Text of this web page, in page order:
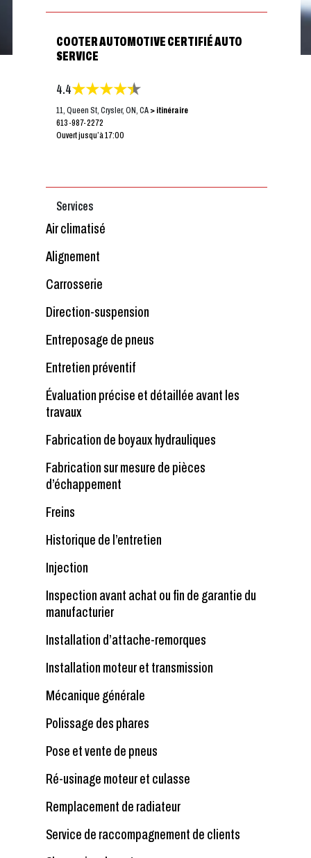
COOTER AUTOMOTIVE CERTIFIÉ AUTO
SERVICE
4.4
11, Queen St, Crysler, ON, CA > itinéraire
613-987-2272
Ouvert jusqu’à 17:00
Services
Air climatisé
Alignement
Carrosserie
Direction-suspension
Entreposage de pneus
Entretien préventif
Évaluation précise et détaillée avant les
travaux
Fabrication de boyaux hydrauliques
Fabrication sur mesure de pièces
d’échappement
Freins
Historique de l’entretien
Injection
Inspection avant achat ou fin de garantie du
manufacturier
Installation d’attache-remorques
Installation moteur et transmission
Mécanique générale
Polissage des phares
Pose et vente de pneus
Ré-usinage moteur et culasse
Remplacement de radiateur
Service de raccompagnement de clients